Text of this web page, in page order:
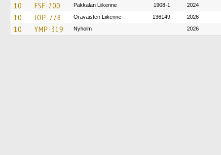
10 FSF-700 Pakkalan Liikenne 1908-1 2024
10 JOP-778 Oravaisten Liikenne 136149 2026
10 YMP-319 Nyholm 2026